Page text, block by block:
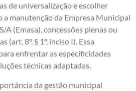
de universalização e escolher
a manutenção da Empresa Municipal
A (Emasa), concessões plenas ou
8º, § 1º, inciso I). Essa
enfrentar as especificidades
técnicas adaptadas.
da gestão municipal